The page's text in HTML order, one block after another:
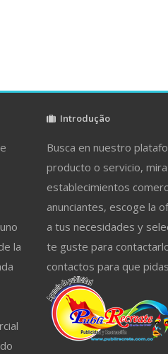
la
Introdução
Busca en nuestro
producto o servicio,
establecimientos
anunciantes, escoge la
a tus necesidades y
te guste para
contactos para que